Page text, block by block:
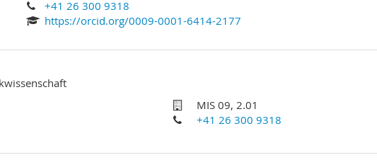
+41 26 300 9318
https://orcid.org/0009-0001-6414-2177
MIS 09, 2.01
+41 26 300 9318